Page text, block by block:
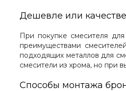
Дешевле или
При покупке смесителя
преимуществами
подходящих металлов для
смесители из хрома, но при
Способы монтажа